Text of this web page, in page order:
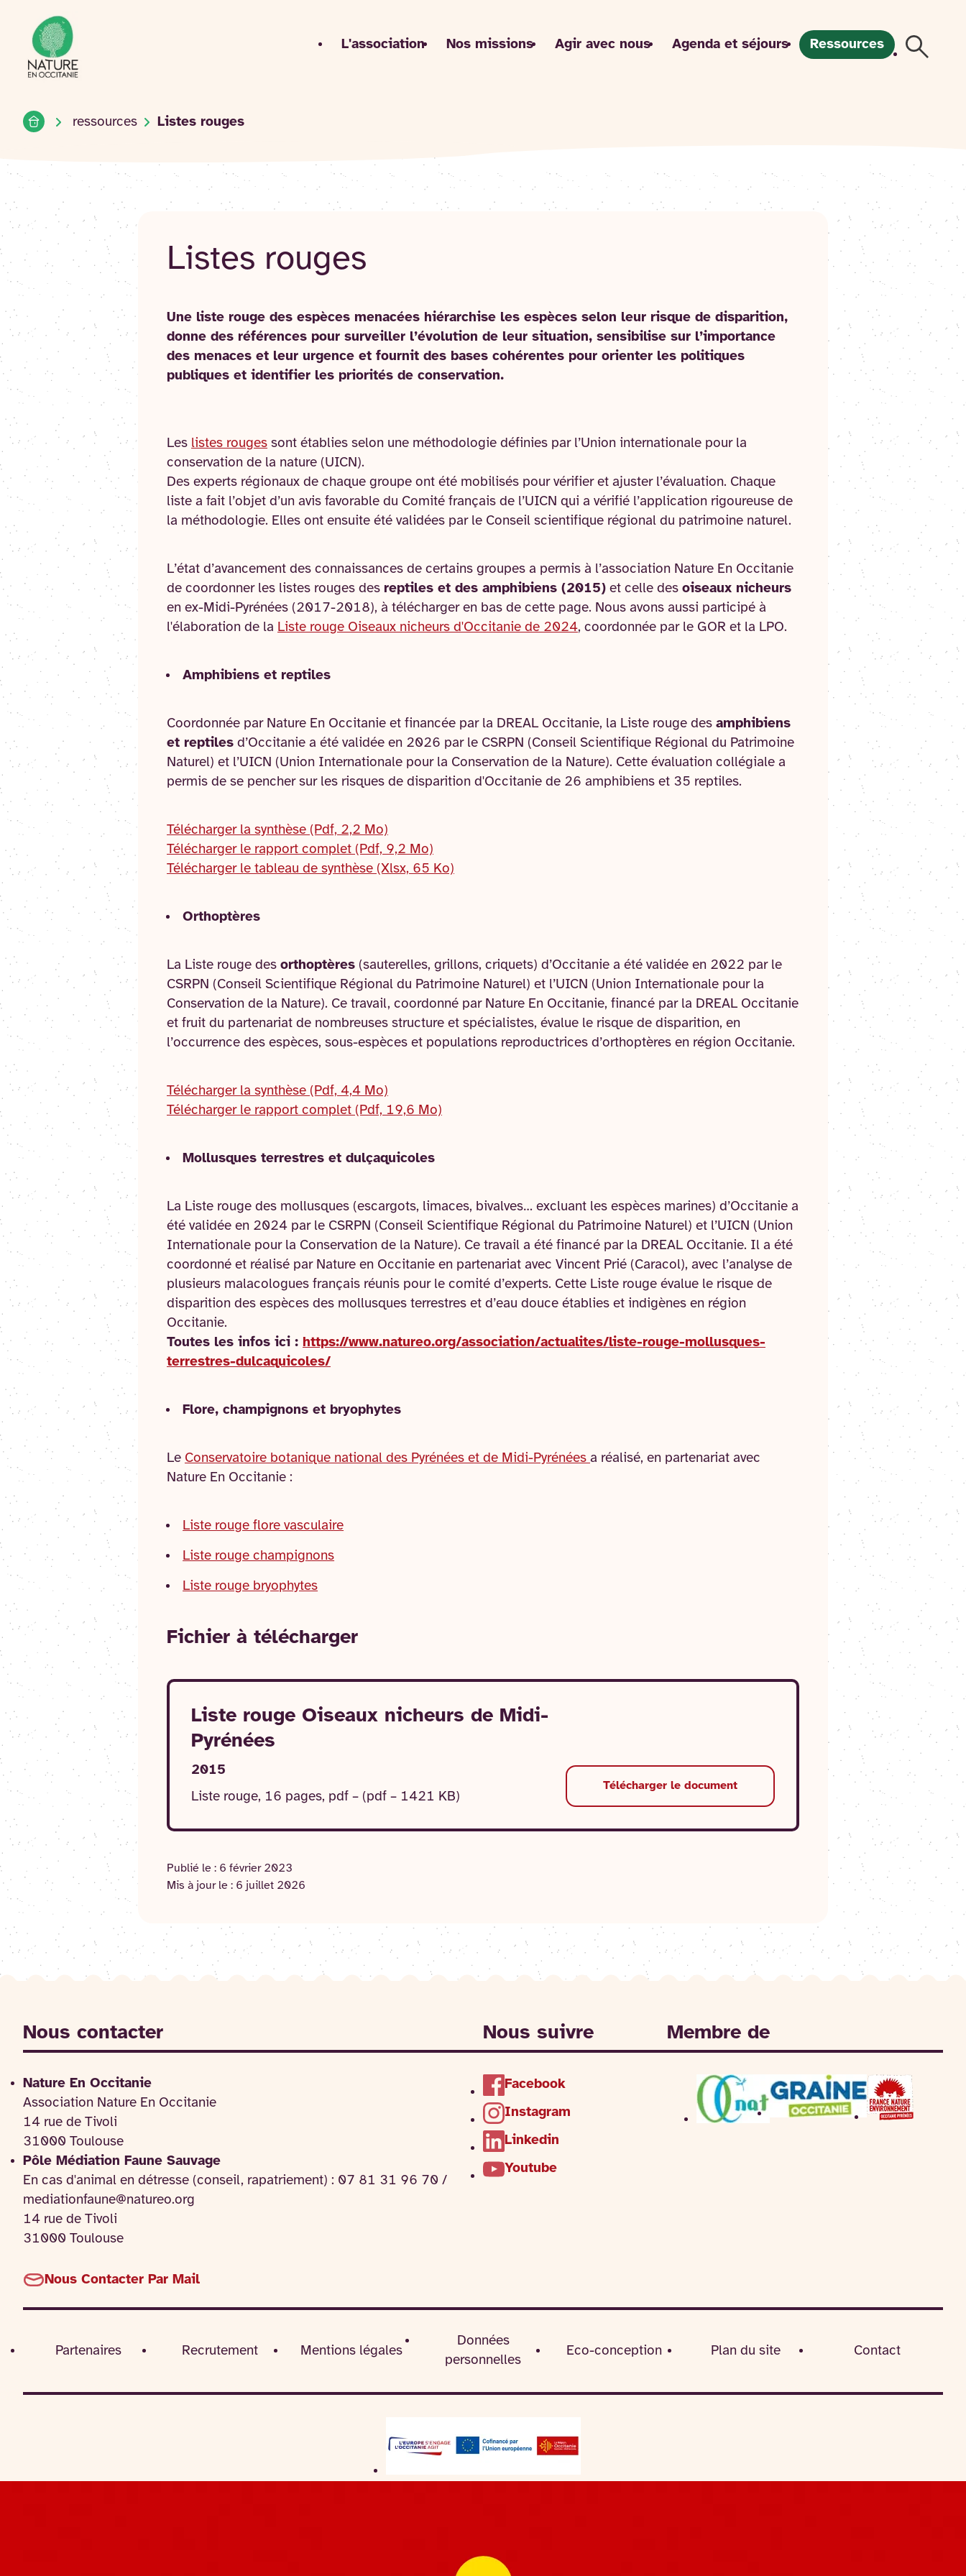
Accéder
au
contenu
Accueil du site
L'association
Nos missions Agir avec nous Agenda et séjours Ressources
Accueilressources Listes rouges
Listes rouges
Une liste rouge des espèces menacées hiérarchise les espèces selon leur risque de disparition,
donne des références pour surveiller l’évolution de leur situation, sensibilise sur l’importance
des menaces et leur urgence et fournit des bases cohérentes pour orienter les politiques
publiques et identifier les priorités de conservation.
Les listes rouges sont établies selon une méthodologie définies par l’Union internationale pour la
conservation de la nature (UICN).
Des experts régionaux de chaque groupe ont été mobilisés pour vérifier et ajuster l’évaluation. Chaque
liste a fait l’objet d’un avis favorable du Comité français de l’UICN qui a vérifié l’application rigoureuse de
la méthodologie. Elles ont ensuite été validées par le Conseil scientifique régional du patrimoine naturel.
L’état d’avancement des connaissances de certains groupes a permis à l’association Nature En Occitanie
de coordonner les listes rouges des reptiles et des amphibiens (2015) et celle des oiseaux nicheurs
en ex-Midi-Pyrénées (2017-2018), à télécharger en bas de cette page. Nous avons aussi participé à
l'élaboration de la Liste rouge Oiseaux nicheurs d'Occitanie de 2024, coordonnée par le GOR et la LPO.
Amphibiens et reptiles
Coordonnée par Nature En Occitanie et financée par la DREAL Occitanie, la Liste rouge des amphibiens
et reptiles d’Occitanie a été validée en 2026 par le CSRPN (Conseil Scientifique Régional du Patrimoine
Naturel) et l’UICN (Union Internationale pour la Conservation de la Nature). Cette évaluation collégiale a
permis de se pencher sur les risques de disparition d'Occitanie de 26 amphibiens et 35 reptiles.
Télécharger la synthèse (Pdf, 2,2 Mo)
Télécharger le rapport complet (Pdf, 9,2 Mo)
Télécharger le tableau de synthèse (Xlsx, 65 Ko)
Orthoptères
La Liste rouge des orthoptères (sauterelles, grillons, criquets) d’Occitanie a été validée en 2022 par le
CSRPN (Conseil Scientifique Régional du Patrimoine Naturel) et l’UICN (Union Internationale pour la
Conservation de la Nature). Ce travail, coordonné par Nature En Occitanie, financé par la DREAL Occitanie
et fruit du partenariat de nombreuses structure et spécialistes, évalue le risque de disparition, en
l’occurrence des espèces, sous-espèces et populations reproductrices d’orthoptères en région Occitanie.
Télécharger la synthèse (Pdf, 4,4 Mo)
Télécharger le rapport complet (Pdf, 19,6 Mo)
Mollusques terrestres et dulçaquicoles
La Liste rouge des mollusques (escargots, limaces, bivalves… excluant les espèces marines) d’Occitanie a
été validée en 2024 par le CSRPN (Conseil Scientifique Régional du Patrimoine Naturel) et l’UICN (Union
Internationale pour la Conservation de la Nature). Ce travail a été financé par la DREAL Occitanie. Il a été
coordonné et réalisé par Nature en Occitanie en partenariat avec Vincent Prié (Caracol), avec l’analyse de
plusieurs malacologues français réunis pour le comité d’experts. Cette Liste rouge évalue le risque de
disparition des espèces des mollusques terrestres et d’eau douce établies et indigènes en région
Occitanie.
Toutes les infos ici : https://www.natureo.org/association/actualites/liste-rouge-mollusques-
terrestres-dulcaquicoles/
Flore, champignons et bryophytes
Le Conservatoire botanique national des Pyrénées et de Midi-Pyrénées a réalisé, en partenariat avec
Nature En Occitanie :
Liste rouge flore vasculaire
Liste rouge champignons
Liste rouge bryophytes
Fichier à télécharger
Liste rouge Oiseaux nicheurs de Midi-
Pyrénées
2015
Liste rouge, 16 pages, pdf – (pdf – 1421 KB)
Télécharger le document
Publié le : 6 février 2023
Mis à jour le : 6 juillet 2026
Nous contacter
Nature En Occitanie
Association Nature En Occitanie
14 rue de Tivoli
31000 Toulouse
Pôle Médiation Faune Sauvage
En cas d'animal en détresse (conseil, rapatriement) : 07 81 31 96 70 /
mediationfaune@natureo.org
14 rue de Tivoli
31000 Toulouse
Nous Contacter Par Mail
Nous suivre
Facebook
Instagram
Linkedin
Youtube
Membre de
Partenaires Recrutement Mentions légales
Données
personnelles
Eco-conception Plan du site Contact